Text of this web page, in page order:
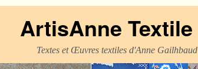
ArtisAnne Textile
Textes et Œuvres textiles d'Anne Gailhbaud